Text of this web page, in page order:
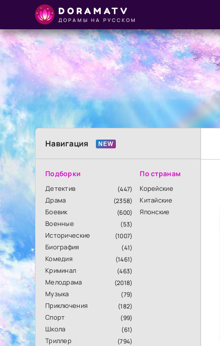
DORAMATV
ДОРАМЫ НА РУССКОМ
Навигация
Подборки
Детектив (447)
Драма (2358)
Боевик (600)
Военные (53)
Исторические (1007)
Биография (41)
Комедия (1461)
Криминал (463)
Мелодрама (2018)
Музыка (79)
Приключения (182)
Спорт (99)
Школа (61)
Триллер (794)
По странам
Корейские
Китайские
Японские